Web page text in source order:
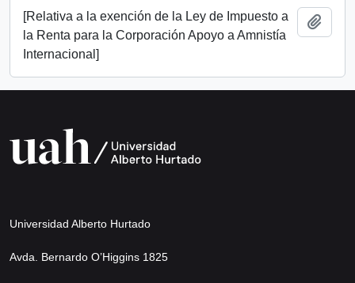
[Relativa a la exención de la Ley de Impuesto a
la Renta para la Corporación Apoyo a Amnistía
Internacional]
Universidad Alberto Hurtado
Avda. Bernardo O’Higgins 1825